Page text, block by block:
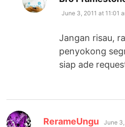
June 3, 2011 at 11:01
Jangan risau,
penyokong
siap ade
RerameUngu says:
June 3,